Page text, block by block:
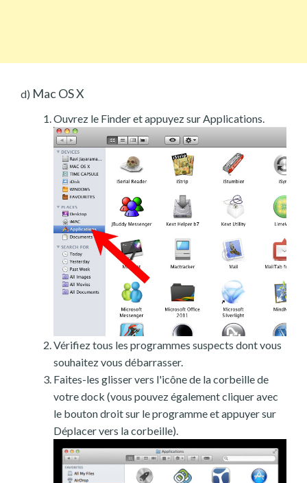
d) Mac OS X
Ouvrez le Finder et appuyez sur Applications.
Vérifiez tous les programmes suspects dont vous
souhaitez vous débarrasser.
Faites-les glisser vers l'icône de la corbeille de
votre dock (vous pouvez également cliquer avec
le bouton droit sur le programme et appuyer sur
Déplacer vers la corbeille).